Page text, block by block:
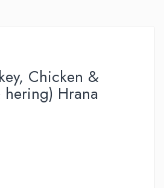
Chicken &
Hrana